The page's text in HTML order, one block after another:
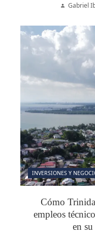
Gabriel
INVERSIONES Y
Cómo
empleos
en